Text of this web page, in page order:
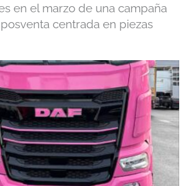
en el marzo de una campaña
centrada en piezas